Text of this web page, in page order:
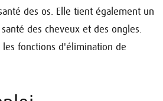
des os. Elle tient également un
des cheveux et des ongles.
fonctions d'élimination de